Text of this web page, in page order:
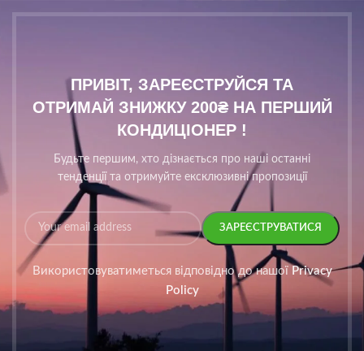
ПРИВІТ, ЗАРЕЄСТРУЙСЯ ТА
ОТРИМАЙ ЗНИЖКУ 200₴ НА ПЕРШИЙ
КОНДИЦІОНЕР !
Будьте першим, хто дізнається про наші останні
тенденції та отримуйте ексклюзивні пропозиції
Використовуватиметься відповідно до нашої Privacy
Policy